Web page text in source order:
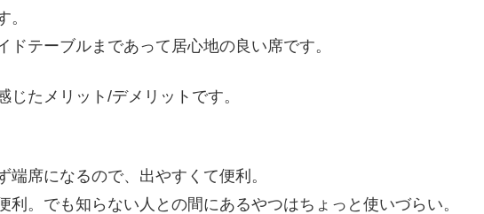
。
ドテーブルまであって居心地の良い席です。
じたメリット/デメリットです。
端席になるので、出やすくて便利。
利。でも知らない人との間にあるやつはちょっと使いづらい。